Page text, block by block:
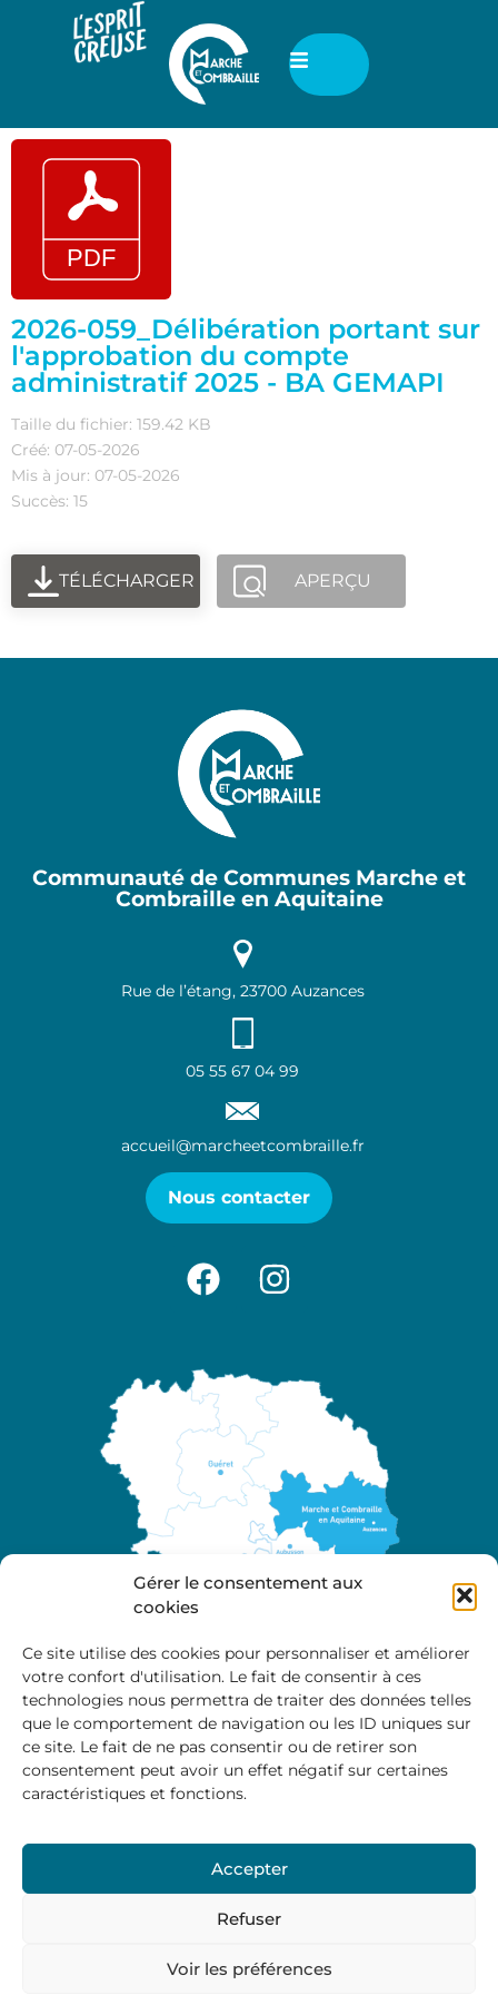
Gérer le consentement aux
cookies
Ce site utilise des cookies pour personnaliser et améliorer
votre confort d'utilisation. Le fait de consentir à ces
technologies nous permettra de traiter des données telles
que le comportement de navigation ou les ID uniques sur
ce site. Le fait de ne pas consentir ou de retirer son
consentement peut avoir un effet négatif sur certaines
caractéristiques et fonctions.
Accepter
Refuser
Voir les préférences
2026-059_Délibération portant sur
l'approbation du compte
administratif 2025 - BA GEMAPI
Taille du fichier: 159.42 KB
Créé: 07-05-2026
Mis à jour: 07-05-2026
Succès: 15
TÉLÉCHARGER APERÇU
Communauté de Communes Marche et
Combraille en Aquitaine
Rue de l’étang, 23700 Auzances
05 55 67 04 99
accueil@marcheetcombraille.fr
Nous contacter
A propos
Site officiel de la Communauté de Communes
Marche et Combraille en Aquitaine
Horaires d’ouverture :
9:00 – 12:00 / 14:00 – 17:00
Vendredi: 9:00 – 12:00
Mentions Légales–Politique des cookies